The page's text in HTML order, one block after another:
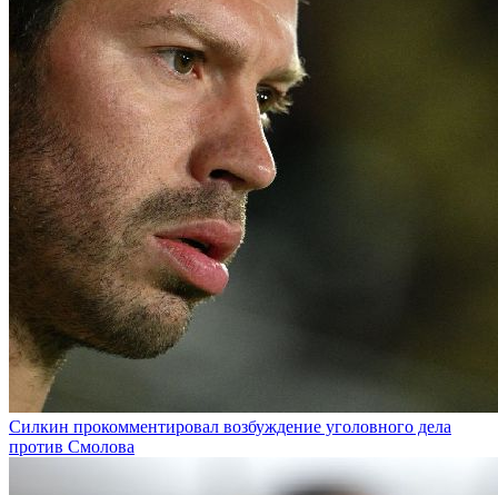
Силкин прокомментировал возбуждение уголовного дела
против Смолова